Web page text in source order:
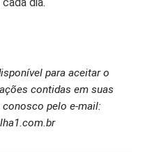
para aceitar o
contidas em suas
pelo e-mail: